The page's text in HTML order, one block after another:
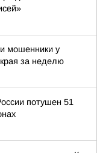
мошенники у
за неделю
потушен 51